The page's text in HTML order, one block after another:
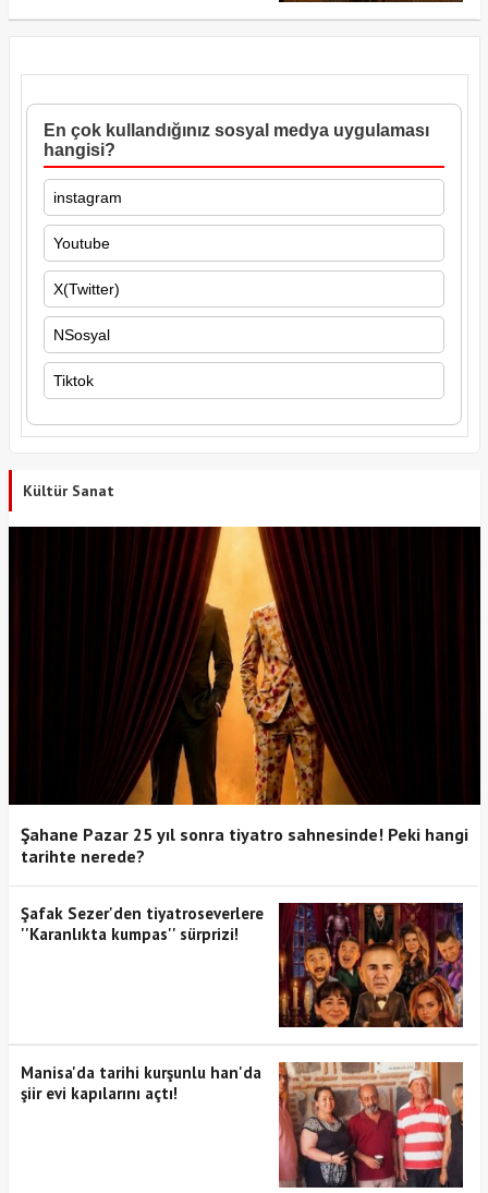
En çok kullandığınız sosyal medya uygulaması
hangisi?
instagram
Youtube
X(Twitter)
NSosyal
Tiktok
Kültür Sanat
Şahane Pazar 25 yıl sonra tiyatro sahnesinde! Peki hangi
tarihte nerede?
Şafak Sezer'den tiyatroseverlere
''Karanlıkta kumpas'' sürprizi!
Manisa'da tarihi kurşunlu han'da
şiir evi kapılarını açtı!